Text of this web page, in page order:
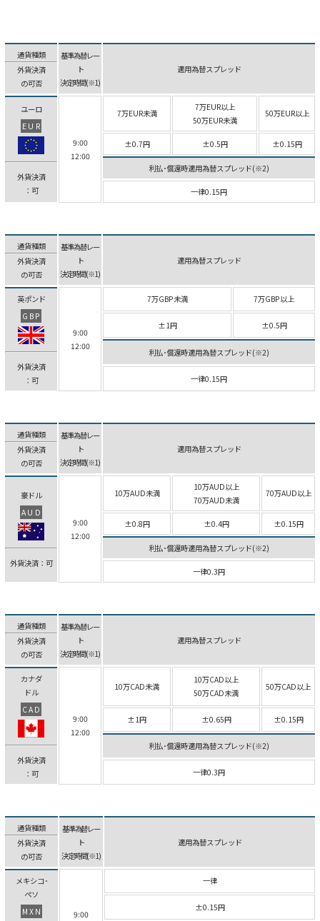
通貨種類
外貨決済
の可否
基準為替レー
ト
決定時間(※1)
適用為替スプレッド
ユーロ
EUR
外貨決済
：可
9:00
12:00
7万EUR未満
7万EUR以上
50万EUR未満
50万EUR以上
±0.7円 ±0.5円 ±0.15円
利払･償還時適用為替スプレッド(※2)
一律0.15円
通貨種類
外貨決済
の可否
基準為替レー
ト
決定時間(※1)
適用為替スプレッド
英ポンド
GBP
外貨決済
：可
9:00
12:00
7万GBP未満 7万GBP以上
±1円 ±0.5円
利払･償還時適用為替スプレッド(※2)
一律0.15円
通貨種類
外貨決済
の可否
基準為替レー
ト
決定時間(※1)
適用為替スプレッド
豪ドル
AUD
外貨決済：可
9:00
12:00
10万AUD未満
10万AUD以上
70万AUD未満
70万AUD以上
±0.8円 ±0.4円 ±0.15円
利払･償還時適用為替スプレッド(※2)
一律0.3円
通貨種類
外貨決済
の可否
基準為替レー
ト
決定時間(※1)
適用為替スプレッド
カナダ
ドル
CAD
外貨決済
：可
9:00
12:00
10万CAD未満
10万CAD以上
50万CAD未満
50万CAD以上
±1円 ±0.65円 ±0.15円
利払･償還時適用為替スプレッド(※2)
一律0.3円
通貨種類
外貨決済
の可否
基準為替レー
ト
決定時間(※1)
適用為替スプレッド
メキシコ･
ペソ
MXN
9:00
一律
±0.15円